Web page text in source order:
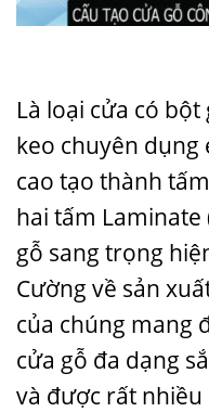
Là loại cửa có
keo chuyên dụng
cao tạo thành
hai tấm
gỗ sang trọng
Cường về sản
của chúng mang
cửa gỗ đa dạng
và được rất